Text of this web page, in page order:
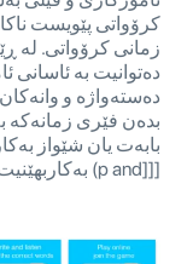
کرۆواتی پێویست
زمانی کرۆواتی. لە
دەتوانیت بە
دەستەواژە و
بدەن فێری زمانەکە
بابەت یان شێواز
[[[p and) بەکاربهێنیت.